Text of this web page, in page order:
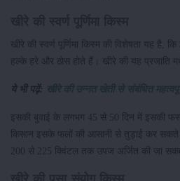
खीरे की स्वर्ण पूर्णिमा किस्म की विशेषता यह है,
हल्के हरे और ठोस होते हैं। खीरे की यह प्रजाति
ये भी पढ़ें: खीरे की उन्नत खेती से संबंधित
इसकी बुवाई के लगभग 45 से 50 दिन में इसकी
किसान इसके फलों की आसानी से तुड़ाई कर
200 से 225 क्विंटल तक उपज अर्जित की जा